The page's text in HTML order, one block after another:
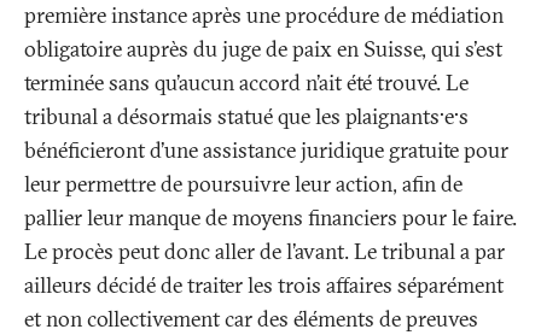
première instance après une procédure de médiation
obligatoire auprès du juge de paix en Suisse, qui s'est
terminée sans qu’aucun accord n’ait été trouvé. Le
tribunal a désormais statué que les plaignants·e·s
bénéficieront d’une assistance juridique gratuite pour
leur permettre de poursuivre leur action, afin de
pallier leur manque de moyens financiers pour le faire.
Le procès peut donc aller de l’avant. Le tribunal a par
ailleurs décidé de traiter les trois affaires séparément
et non collectivement car des éléments de preuves